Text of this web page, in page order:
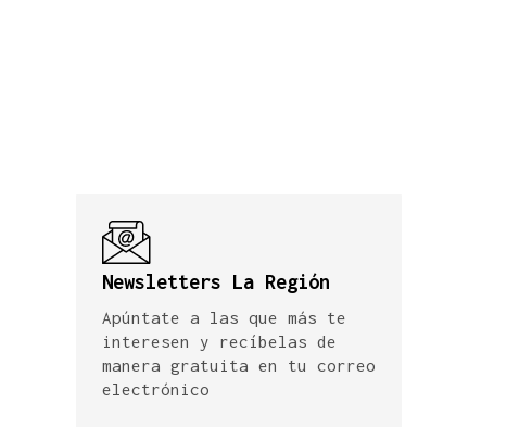
Newsletters La Región
Apúntate a las que más te
interesen y recíbelas de
manera gratuita en tu correo
electrónico